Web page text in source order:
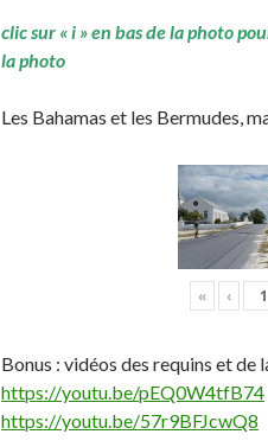
clic sur « i » en bas de la photo
la photo
Les Bahamas et les Bermudes,
« ‹
Bonus : vidéos des requins et de
https://youtu.be/pEQ0W4tfB74
https://youtu.be/57r9BFJcwQ8